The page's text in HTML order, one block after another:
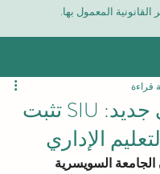
القانونية المعمول بها.
إنجاز عالمي جديد: SIU تثبت
الإداري
الجامعة السويسرية